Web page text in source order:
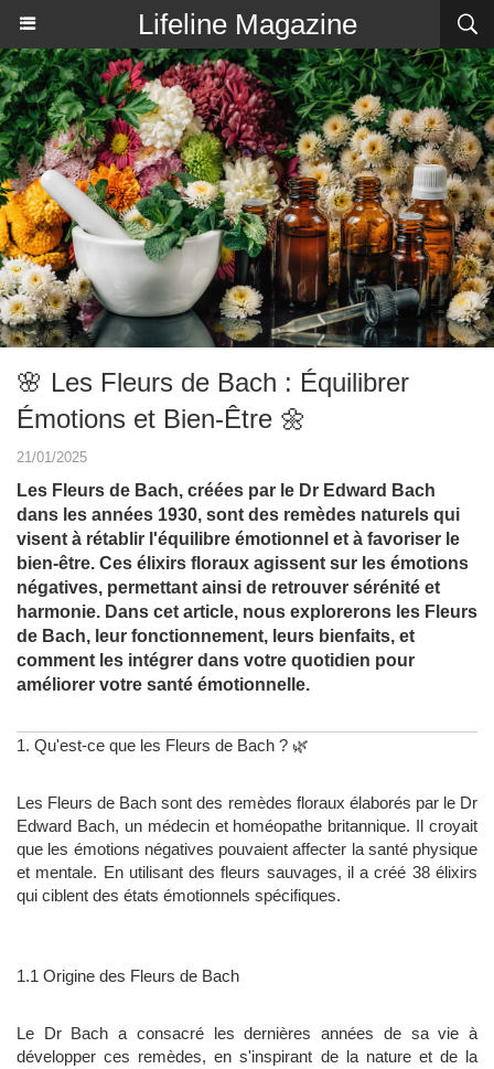
Lifeline Magazine
🌸 Les Fleurs de Bach : Équilibrer
Émotions et Bien-Être 🌼
21/01/2025
Les Fleurs de Bach, créées par le Dr Edward Bach
dans les années 1930, sont des remèdes naturels qui
visent à rétablir l'équilibre émotionnel et à favoriser le
bien-être. Ces élixirs floraux agissent sur les émotions
négatives, permettant ainsi de retrouver sérénité et
harmonie. Dans cet article, nous explorerons les Fleurs
de Bach, leur fonctionnement, leurs bienfaits, et
comment les intégrer dans votre quotidien pour
améliorer votre santé émotionnelle.
1. Qu'est-ce que les Fleurs de Bach ? 🌿
Les Fleurs de Bach sont des remèdes floraux élaborés par le Dr
Edward Bach, un médecin et homéopathe britannique. Il croyait
que les émotions négatives pouvaient affecter la santé physique
et mentale. En utilisant des fleurs sauvages, il a créé 38 élixirs
qui ciblent des états émotionnels spécifiques.
1.1 Origine des Fleurs de Bach
Le Dr Bach a consacré les dernières années de sa vie à
développer ces remèdes, en s'inspirant de la nature et de la